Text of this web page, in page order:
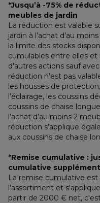
*Jusqu’à -75% de
meubles de jardin
La réduction est valable
jardin à l’achat d’au
la limite des stocks
cumulables entre elles
d’autres actions sauf
réduction n’est pas
les housses de
l’éclairage, les coussins
coussins de chaise
l’achat d’au moins 2
réduction s’applique
aux coussins de chaise
*Remise cumulative :
cumulative
La remise cumulative
l’assortiment et
partir de 2000 € net,